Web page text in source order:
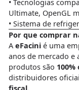
Ultimate, OpenGL
• Sistema de
Por que comprar
A eFacinié uma
anos de mercado e
produtos são
distribuidores
fiscal.